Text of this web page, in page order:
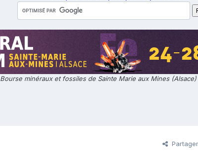
Bourse minéraux et fossiles de Sainte Marie aux Mines
Partager